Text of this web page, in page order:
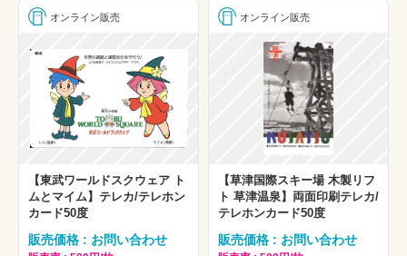
オンライン販売
【東武ワールドスクウェア ト
ムとマイム】テレカ/テレホン
カード50度
販売価格 : お問い合わせ
オンライン販売
【草津国際スキー場 木製リフ
ト 草津温泉】両面印刷テレカ/
テレホンカード50度
販売価格 : お問い合わせ